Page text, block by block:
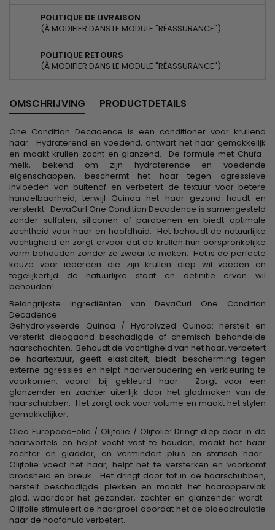
POLITIQUE DE LIVRAISON
(À MODIFIER DANS LE MODULE "RÉASSURANCE")
POLITIQUE RETOURS
(À MODIFIER DANS LE MODULE "RÉASSURANCE")
OMSCHRIJVING PRODUCTDETAILS
One Condition Decadence is een conditioner voor krullend
haar. Hydraterend en voedend, ontwart het haar gemakkelijk
en maakt krullen zacht en glanzend. De formule met Chufa-
melk, bekend om zijn hydraterende en voedende
eigenschappen, beschermt het haar tegen agressieve
invloeden van buitenaf en verbetert de textuur voor betere
handelbaarheid, terwijl Quinoa het haar gezond houdt en
versterkt. DevaCurl One Condition Decadence is samengesteld
zonder sulfaten, siliconen of parabenen en biedt optimale
zachtheid voor haar en hoofdhuid. Het behoudt de natuurlijke
vochtigheid en zorgt ervoor dat de krullen hun oorspronkelijke
vorm behouden zonder ze zwaar te maken. Het is de perfecte
keuze voor iedereen die zijn krullen diep wil voeden en
tegelijkertijd de natuurlijke staat en definitie ervan wil
behouden!
Belangrijkste ingrediënten van DevaCurl One Condition
Decadence:
Gehydrolyseerde Quinoa / Hydrolyzed Quinoa: herstelt en
versterkt diepgaand beschadigde of chemisch behandelde
haarschachten. Behoudt de vochtigheid van het haar, verbetert
de haartextuur, geeft elasticiteit, biedt bescherming tegen
externe agressies en helpt haarveroudering en verkleuring te
voorkomen, vooral bij gekleurd haar. Zorgt voor een
glanzender en zachter uiterlijk door het gladmaken van de
haarschubben. Het zorgt ook voor volume en maakt het stylen
gemakkelijker.
Olea Europaea-olie / Olijfolie / Olijfolie: Dringt diep door in de
haarwortels en helpt vocht vast te houden, maakt het haar
zachter en gladder, en vermindert pluis en statisch haar.
Olijfolie voedt het haar, helpt het te versterken en voorkomt
broosheid en breuk. Het dringt door tot in de haarschubben,
herstelt beschadigde plekken en maakt het haaroppervlak
glad, waardoor het gezonder, zachter en glanzender wordt.
Olijfolie stimuleert de haargroei doordat het de bloedcirculatie
naar de hoofdhuid verbetert.